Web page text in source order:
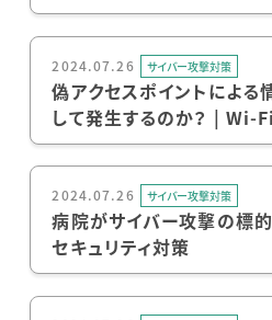
2024.07.26 サイバー攻撃対策
偽アクセスポイントによる
して発生するのか？ | Wi-
2024.07.26 サイバー攻撃対策
病院がサイバー攻撃の標
セキュリティ対策